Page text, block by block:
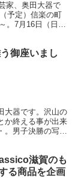
家、奥田大器で
予定）信楽の町
。7月16日（日）
御座いまし
大器です。沢山の
か終える事が出来
。男子決勝の写真
滋賀のも
る商品を企画